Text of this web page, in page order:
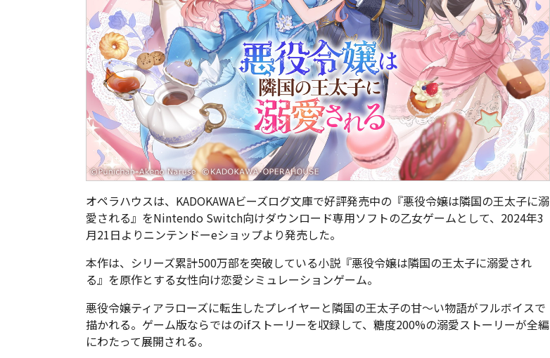
オペラハウスは、KADOKAWAビーズログ文庫で好評発売中の『悪役令嬢は隣国の王太子に溺
愛される』をNintendo Switch向けダウンロード専用ソフトの乙女ゲームとして、2024年3
月21日よりニンテンドーeショップより発売した。
本作は、シリーズ累計500万部を突破している小説『悪役令嬢は隣国の王太子に溺愛され
る』を原作とする女性向け恋愛シミュレーションゲーム。
悪役令嬢ティアラローズに転生したプレイヤーと隣国の王太子の甘～い物語がフルボイスで
描かれる。ゲーム版ならではのifストーリーを収録して、糖度200%の溺愛ストーリーが全編
にわたって展開される。